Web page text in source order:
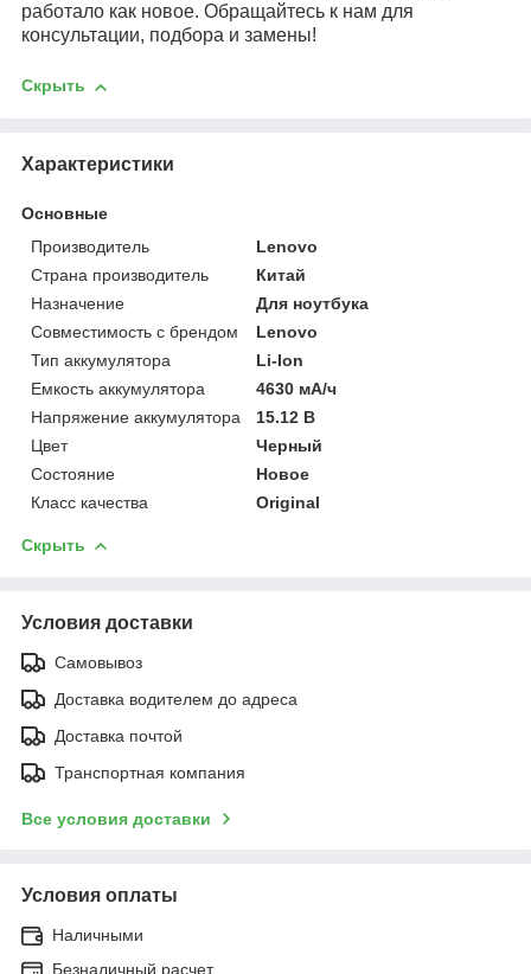
работало как новое. Обращайтесь к нам для
консультации, подбора и замены!
Скрыть
Характеристики
Основные
Производитель
Lenovo
Страна производитель
Китай
Назначение
Для ноутбука
Совместимость с брендом
Lenovo
Тип аккумулятора
Li-Ion
Емкость аккумулятора
4630 мА/ч
Напряжение аккумулятора
15.12 В
Цвет
Черный
Состояние
Новое
Класс качества
Original
Скрыть
Условия доставки
Самовывоз
Доставка водителем до адреса
Доставка почтой
Транспортная компания
Все условия доставки
Условия оплаты
Наличными
Безналичный расчет